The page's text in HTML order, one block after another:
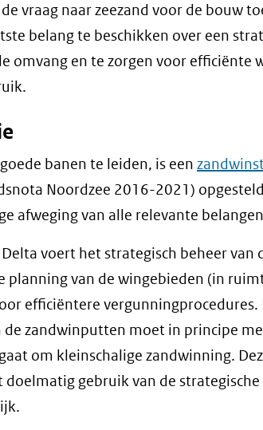
vraag naar zeezand voor de bouw
belang te beschikken over een
omvang en te zorgen voor efficiënte
banen te leiden, is een
Noordzee 2016-2021)
afweging van alle relevante
voert het strategisch beheer van
planning van de wingebieden (in
efficiëntere vergunningprocedures.
zandwinputten moet in principe
om kleinschalige zandwinning.
gebruik van de strategische